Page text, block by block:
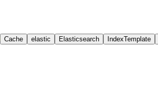
Cache elastic Elasticsearch IndexTemplate